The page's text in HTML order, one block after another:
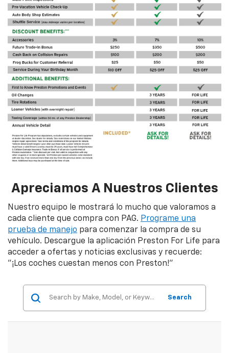
Apreciamos A Nuestros Clientes
Nuestro equipo le mostrará lo mucho que valoramos a
cada cliente que compra con PAG. Programe una
prueba de manejo para comenzar la compra de su
vehículo. Descargue la aplicación Preston For Life para
acceder a ofertas y noticias exclusivas y recuerde:
"¡Los coches cuestan menos con Preston!"
Search